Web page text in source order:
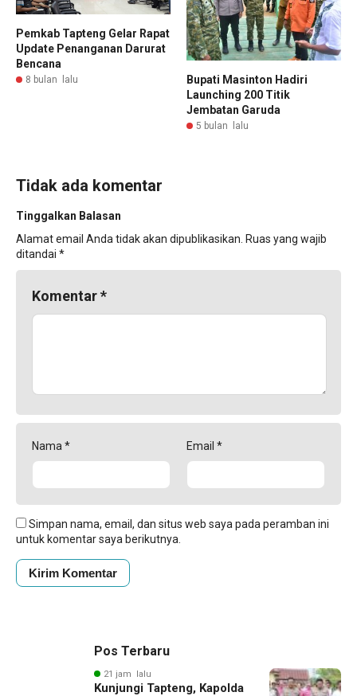
Pemkab Tapteng Gelar Rapat
Update Penanganan Darurat
Bencana
8 bulan lalu
Bupati Masinton Hadiri
Launching 200 Titik
Jembatan Garuda
5 bulan lalu
Tidak ada komentar
Tinggalkan Balasan
Alamat email Anda tidak akan dipublikasikan. Ruas yang wajib
ditandai *
Komentar*
Nama * Email *
Simpan nama, email, dan situs web saya pada peramban ini
untuk komentar saya berikutnya.
Pos Terbaru
21 jam lalu
Kunjungi Tapteng, Kapolda